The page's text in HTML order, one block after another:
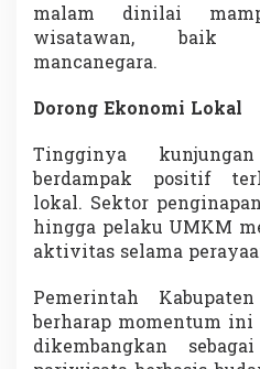
malam dinilai
wisatawan, baik
mancanegara.
Dorong Ekonomi Lokal
Tingginya
berdampak positif
lokal. Sektor
hingga pelaku UMKM
aktivitas selama
Pemerintah
berharap momentum ini
dikembangkan